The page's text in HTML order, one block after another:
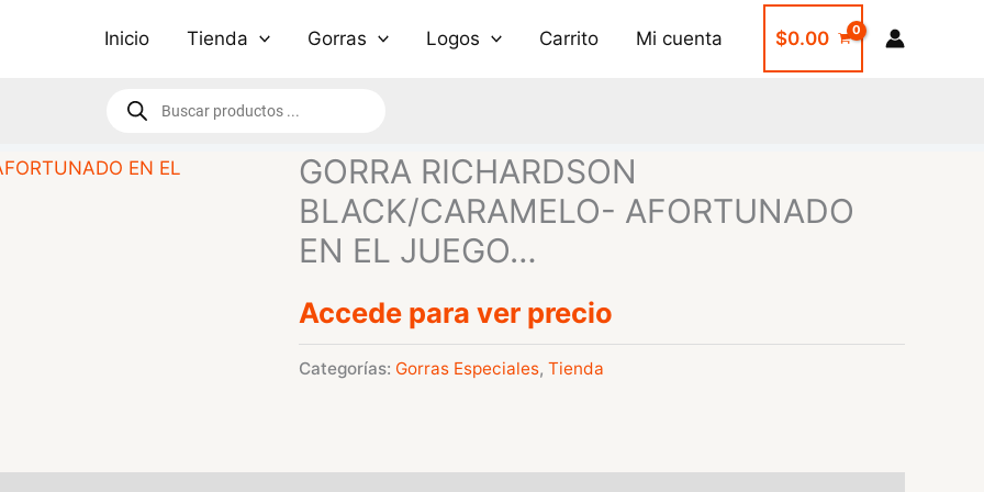
Inicio Tienda Gorras Logos Carrito Mi cuenta $0.00
Búsqueda
de
GORRA RICHARDSON
BLACK/CARAMELO- AFORTUNADO
EN EL JUEGO…
Accede para ver precio
Categorías: Gorras Especiales, Tienda